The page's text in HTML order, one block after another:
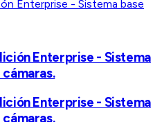
Enterprise - Sistema
Enterprise - Sistema